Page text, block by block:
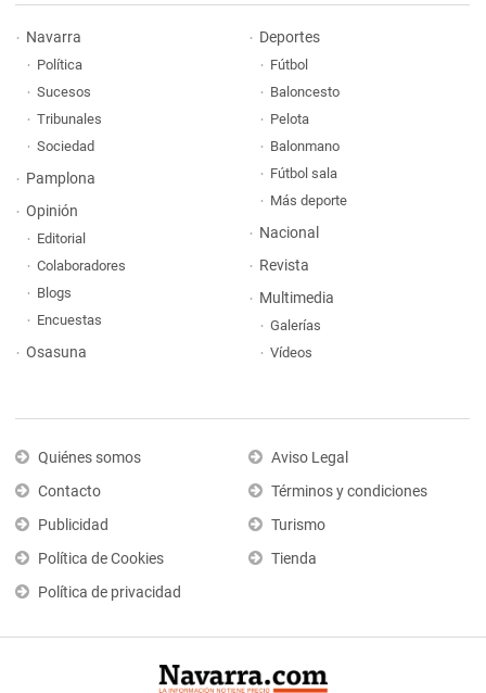
Navarra
Política
Sucesos
Tribunales
Sociedad
Pamplona
Opinión
Editorial
Colaboradores
Blogs
Encuestas
Osasuna
Deportes
Fútbol
Baloncesto
Pelota
Balonmano
Fútbol sala
Más deporte
Nacional
Revista
Multimedia
Galerías
Vídeos
Quiénes somos
Contacto
Publicidad
Política de Cookies
Política de privacidad
Aviso Legal
Términos y condiciones
Turismo
Tienda